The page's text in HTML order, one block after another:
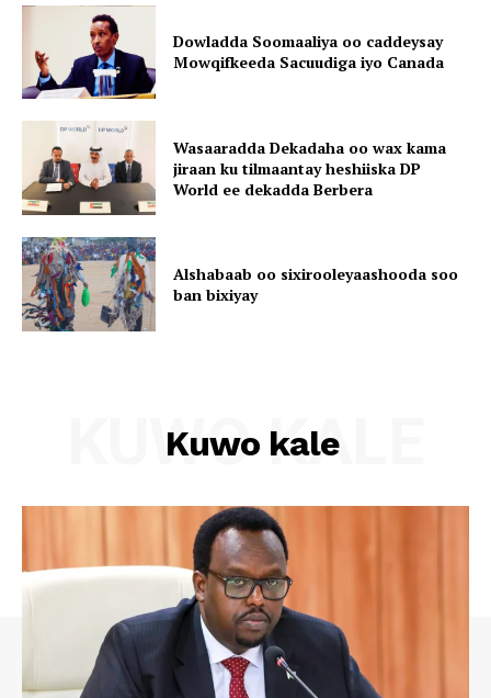
Dowladda Soomaaliya oo caddeysay
Mowqifkeeda Sacuudiga iyo Canada
Wasaaradda Dekadaha oo wax kama
jiraan ku tilmaantay heshiiska DP
World ee dekadda Berbera
Alshabaab oo sixirooleyaashooda soo
ban bixiyay
Kuwo kale
KUWO KALE